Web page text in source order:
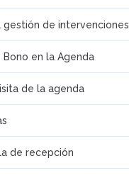
gestión de intervenciones
Bono en la Agenda
de la agenda
de recepción